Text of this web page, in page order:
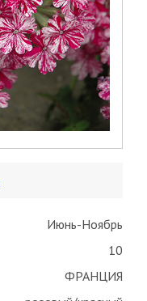
Июнь-Ноябрь
10
ФРАНЦИЯ